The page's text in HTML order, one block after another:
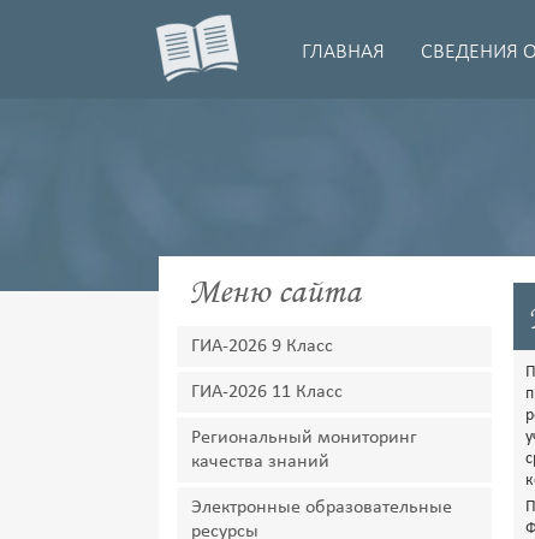
ГЛАВНАЯ СВЕДЕНИЯ
Меню сайта
ГИА-2026 9 Класс
ГИА-2026 11 Класс
Региональный мониторинг
качества знаний
Электронные образовательные
ресурсы